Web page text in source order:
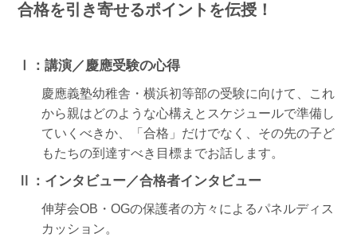
合格を引き寄せるポイントを伝授！
Ⅰ：講演／慶應受験の心得
慶應義塾幼稚舎・横浜初等部の受験に向けて、これ
から親はどのような心構えとスケジュールで準備し
ていくべきか、「合格」だけでなく、その先の子ど
もたちの到達すべき目標までお話します。
Ⅱ：インタビュー／合格者インタビュー
伸芽会OB・OGの保護者の方々によるパネルディス
カッション。